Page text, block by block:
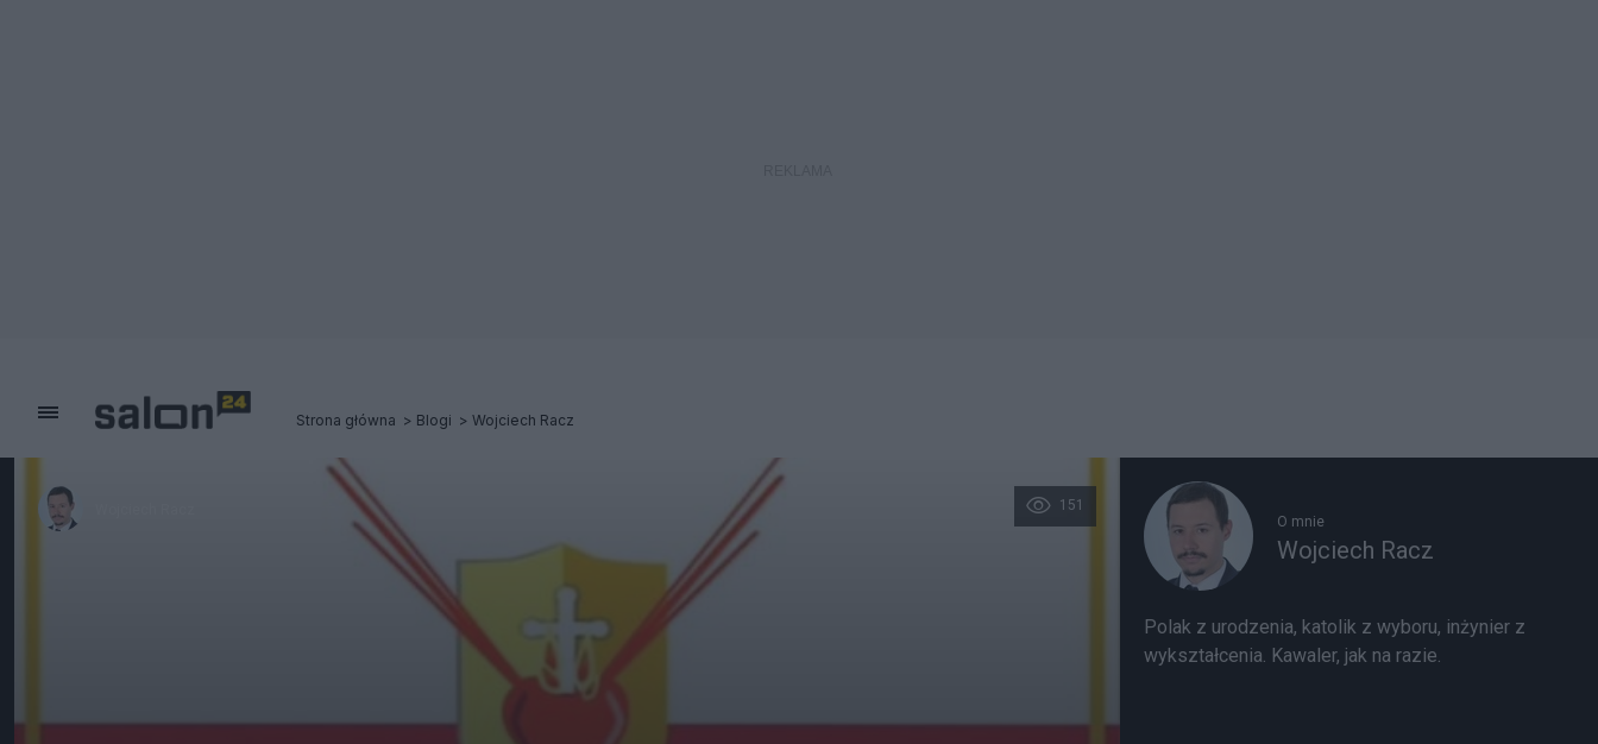
Strona główna Blogi Wojciech Racz
151
O mnie
Wojciech Racz
Polak z urodzenia, katolik z wyboru, inżynier z
wykształcenia. Kawaler, jak na razie.